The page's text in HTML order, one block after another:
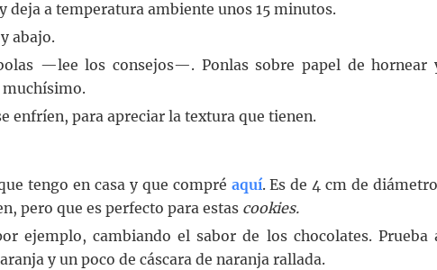
y deja a temperatura ambiente unos 15 minutos.
abajo.
—lee los consejos—. Ponlas sobre papel de hornear
muchísimo.
enfríen, para apreciar la textura que tienen.
tengo en casa y que compré aquí. Es de 4 cm de
pero que es perfecto para estas cookies.
ejemplo, cambiando el sabor de los chocolates. Prueba
y un poco de cáscara de naranja rallada.